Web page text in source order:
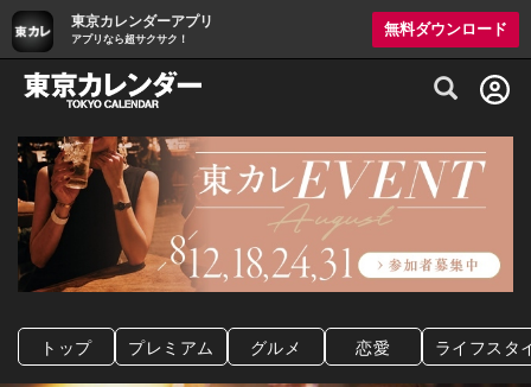
東京カレンダーアプリ
アプリなら超サクサク！
無料ダウンロード
グルメ情報・プレミアムレストラン予約
トップ プレミアム グルメ 恋愛 ライフスタ